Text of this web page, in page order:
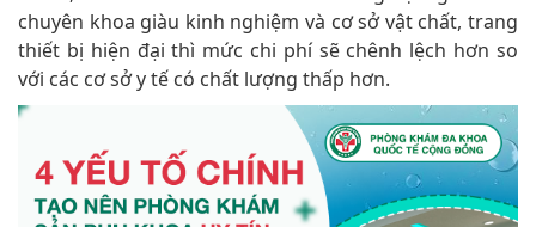
chuyên khoa giàu kinh nghiệm và cơ sở vật chất, trang
thiết bị hiện đại thì mức chi phí sẽ chênh lệch hơn so
với các cơ sở y tế có chất lượng thấp hơn.